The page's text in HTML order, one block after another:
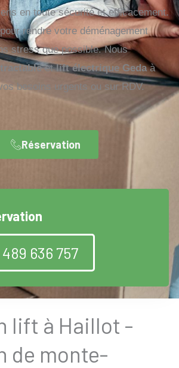
en toute sécurité et efficacement.
rendre votre déménagement
stress que possible. Nous
etlift électrique Gedaà
besoins urgents ou sur RDV.
Réservation
636 757
lift à Haillot -
de monte-